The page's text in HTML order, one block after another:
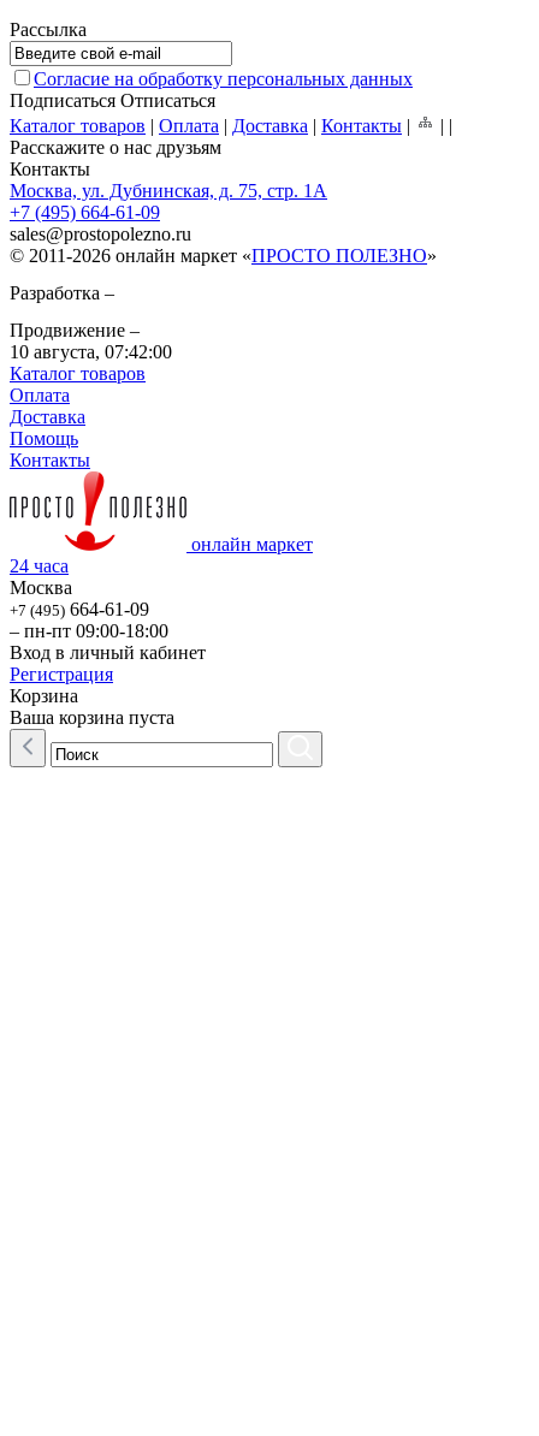
Рассылка
Согласие на обработку персональных данных
Подписаться Отписаться
Каталог товаров | Оплата | Доставка | Контакты | | |
Расскажите о нас друзьям
Контакты
Москва, ул. Дубнинская, д. 75, стр. 1А
+7 (495) 664-61-09
sales@prostopolezno.ru
© 2011-2026 онлайн маркет «ПРОСТО ПОЛЕЗНО»
Разработка –
Продвижение –
10 августа, 07:42:00
Каталог товаров
Оплата
Доставка
Помощь
Контакты
онлайн маркет
24 часа
Москва
+7 (495) 664-61-09
– пн-пт 09:00-18:00
Вход в личный кабинет
Регистрация
Корзина
Ваша корзина пуста